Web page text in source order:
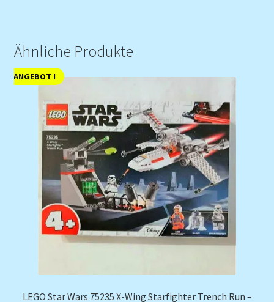
Ähnliche Produkte
ANGEBOT !
LEGO Star Wars 75235 X-Wing Starfighter Trench Run –